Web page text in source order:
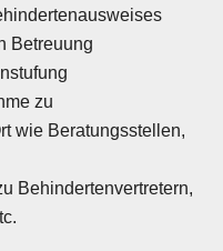
Betreuung
zu
wie Beratungsstellen,
Behindertenvertretern,